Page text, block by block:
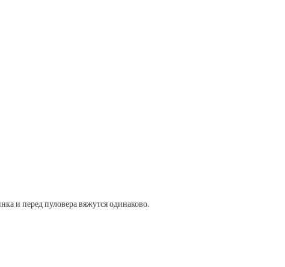
и перед пуловера вяжутся одинаково.